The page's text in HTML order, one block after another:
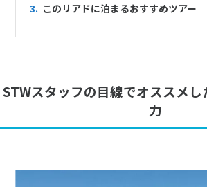
3. このリアドに泊まるおすすめツアー
STWスタッフの目線でオススメ
力